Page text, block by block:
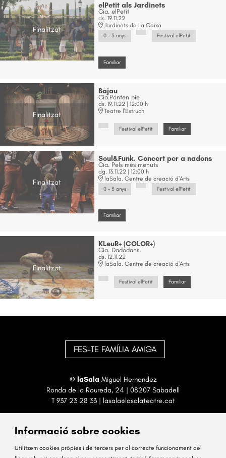
Finalitzat
elPetit als Jardinets
Cia. elPetit
ds. 19.11.22
Jardinets de La Caixa
0 - 3 anys Festival elPetit
Familiar
Finalitzat
Bajau
Cia.Ponten pie
ds. 19.11.22| 12:00 h
Teatre l'Estruch
Festival elPetit Familiar
Finalitzat
Soul&Funk. Concert per a nadons
Cia. Pels més menuts
dg. 13.11.22| 12:00 h
laSala. Centre de creació d'Arts
0 - 3 anys Festival elPetit
Familiar
Finalitzat
KLeuR+ (COLOR+)
Cia. Dadodans
ds. 12.11.22
laSala. Centre de creació d'Arts
Festival elPetit Familiar
FES-TE FAMÍLIA AMIGA
© laSala Miguel Hernandez
Ronda de la Roureda, 24 | 08207 Sabadell
T 937 23 28 33| lasala@lasalateatre.cat
Informació sobre cookies
Utilitzem cookies pròpies i de tercers per al correcte funcionament del